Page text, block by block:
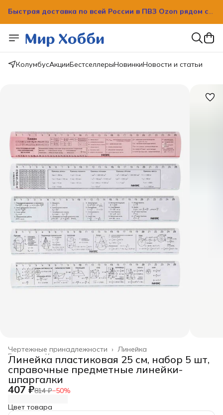
Быстрая доставка по всей России в ПВЗ Ozon рядом с
вашим домом!
КолумбусАкцииБестселлерыНовинкиНовости и статьи
Линейка
Чертежные принадлежности ›
Канцелярские товары ›
Главная ›
Линейка пластиковая 25 см, набор 5 шт,
справочные предметные линейки-
шпаргалки
407 ₽814 ₽−50%
Цвет товара